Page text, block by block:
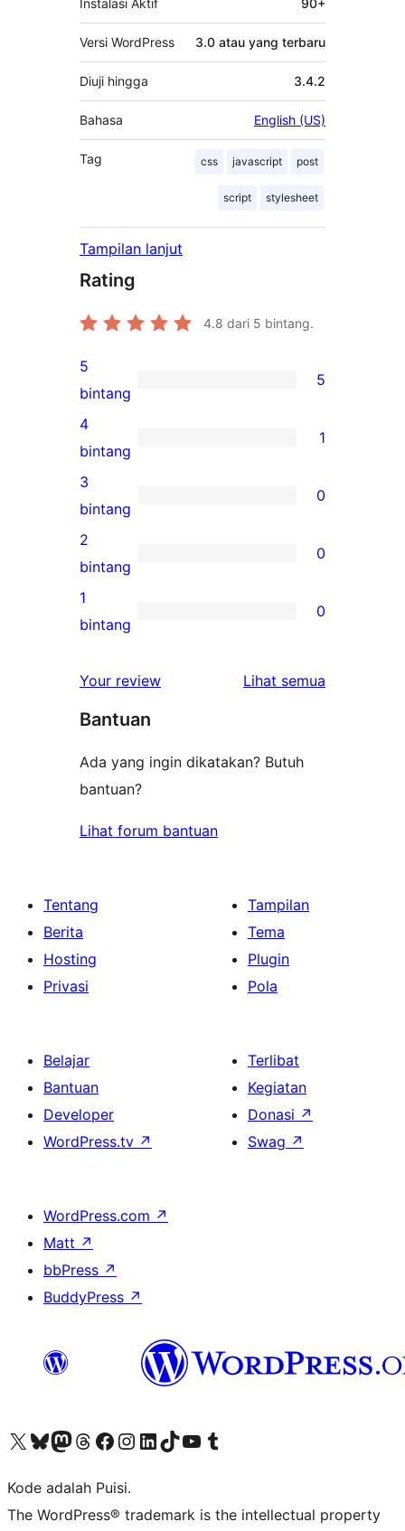
Instalasi Aktif 90+
Versi WordPress 3.0 atau yang terbaru
Diuji hingga 3.4.2
Bahasa English (US)
Tag css javascript post
script stylesheet
Tampilan lanjut
Rating
4.8 dari 5 bintang.
5
ulasan
5-
bintang
5
bintang
5
1
ulasan
4-
bintang
4
bintang
1
0
ulasan
3-
bintang
3
bintang
0
0
ulasan
2-
2
bintang
0
0
1-
1
bintang
0
Your review Lihat semua
Bantuan
Ada yang ingin dikatakan? Butuh
bantuan?
Lihat forum bantuan
Tentang
Berita
Hosting
Privasi
Tampilan
Tema
Plugin
Pola
Belajar
Bantuan
Developer
WordPress.tv ↗
Terlibat
Kegiatan
Donasi ↗
Swag ↗
WordPress.com ↗
Matt ↗
bbPress ↗
BuddyPress ↗
Kunjungi akun X (sebelumnya Twitter) kamiVisit our Bluesky account
Kunjungi akun Mastodon kami
Visit our Threads account
Kunjungi halaman Facebook kamiKunjungi akun Instagram kamiKunjungi akun LinkedIn kami
Visit our TikTok account
Kunjungi channel YouTube kamiVisit our Tumblr account
Kode adalah Puisi.
The WordPress® trademark is the intellectual property